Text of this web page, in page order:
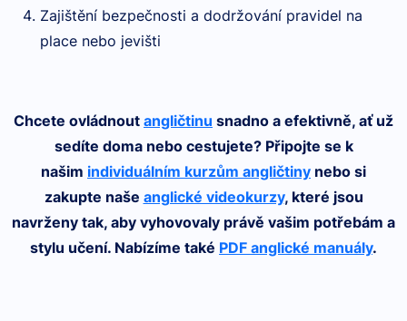
Zajištění bezpečnosti a dodržování pravidel na
place nebo jevišti
Chcete ovládnout angličtinu snadno a efektivně, ať už
sedíte doma nebo cestujete? Připojte se k
našim individuálním kurzům angličtiny nebo si
zakupte naše anglické videokurzy, které jsou
navrženy tak, aby vyhovovaly právě vašim potřebám a
stylu učení. Nabízíme také PDF anglické manuály.